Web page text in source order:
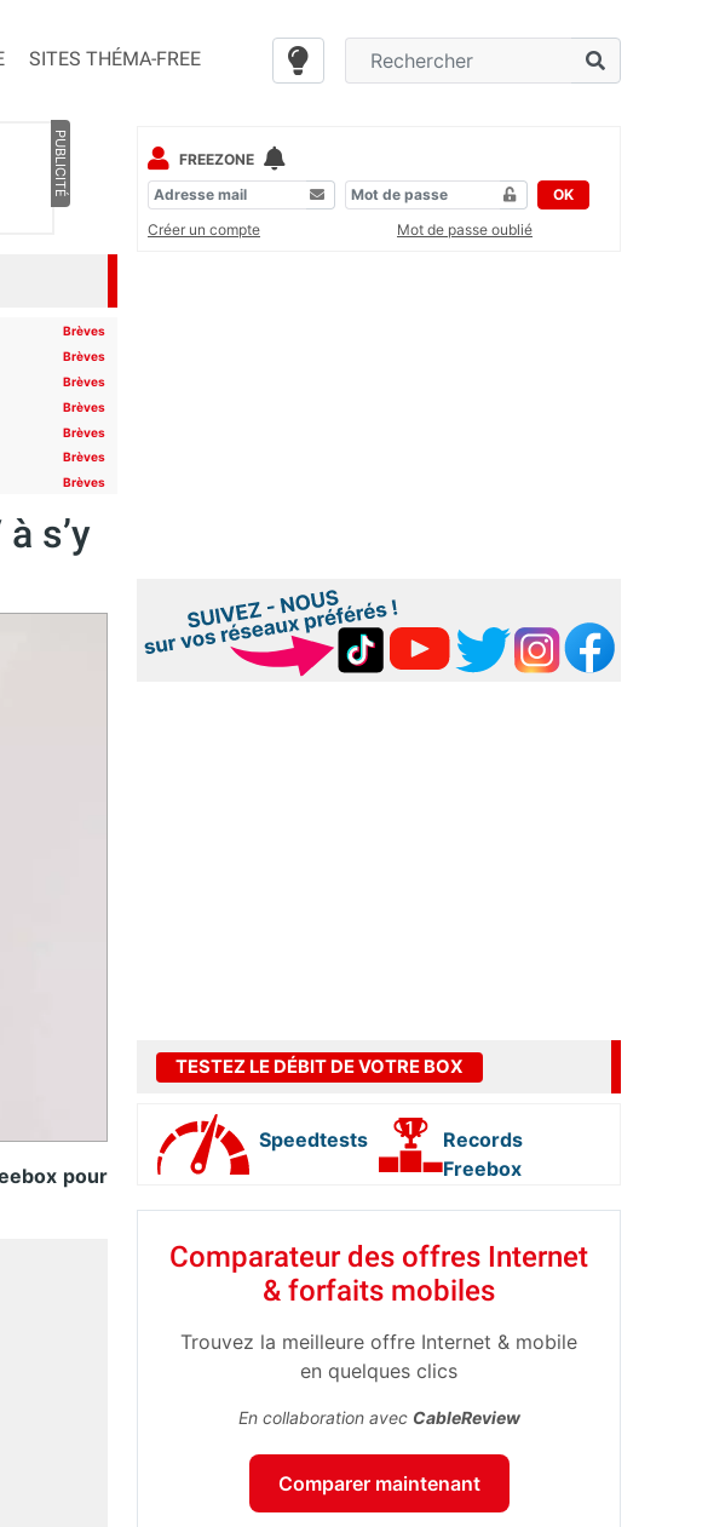
SITES THÉMA-FREE
PUBLICITÉ
Brèves
Brèves
Brèves
Brèves
Brèves
Brèves
Brèves
s’y
pour
FREEZONE
OK
Créer un compte
Mot de passe oublié
TESTEZ LE DÉBIT DE VOTRE BOX
Speedtests
Records
Freebox
Comparateur des offres Internet
& forfaits mobiles
Trouvez la meilleure offre Internet & mobile
en quelques clics
En collaboration avec CableReview
Comparer maintenant